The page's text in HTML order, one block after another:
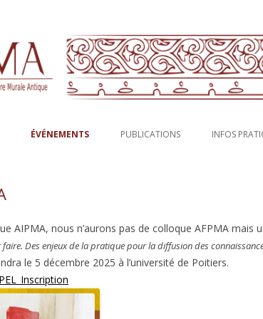
ÉVÉNEMENTS PUBLICATIONS INFOS
AIPMA, nous n’aurons pas de colloque AFPMA mais
faire. Des enjeux de la pratique pour la diffusion des
le 5 décembre 2025 à l’université de Poitiers.